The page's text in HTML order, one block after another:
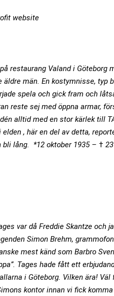
website
restaurang Valand i Göteborg
män. En kostymnisse, typ
spela och gick fram och
reste sej med öppna armar,
alltid med en stor kärlek till
, här en del av detta,
bli lång. *12 oktober 1935 – †
var då Freddie Skantze och
Simon Brehm,
mest känd som Barbro
Tages hade fått ett
i Göteborg. Vilken ära!
kontor innan vi fick